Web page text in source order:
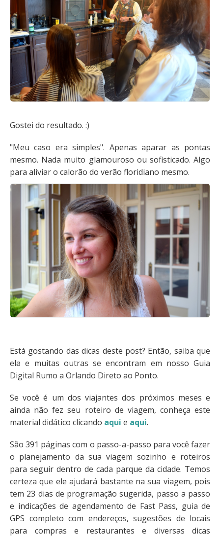
Gostei do resultado. :)
"Meu caso era simples". Apenas aparar as pontas
mesmo. Nada muito glamouroso ou sofisticado. Algo
para aliviar o calorão do verão floridiano mesmo.
Está gostando das dicas deste post? Então, saiba que
ela e muitas outras se encontram em nosso Guia
Digital Rumo a Orlando Direto ao Ponto.
Se você é um dos viajantes dos próximos meses e
ainda não fez seu roteiro de viagem, conheça este
material didático clicando aqui e aqui.
São 391 páginas com o passo-a-passo para você fazer
o planejamento da sua viagem sozinho e roteiros
para seguir dentro de cada parque da cidade. Temos
certeza que ele ajudará bastante na sua viagem, pois
tem 23 dias de programação sugerida, passo a passo
e indicações de agendamento de Fast Pass, guia de
GPS completo com endereços, sugestões de locais
para compras e restaurantes e diversas dicas